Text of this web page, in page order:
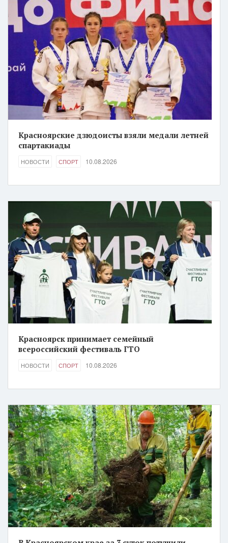
Красноярские дзюдоисты взяли медали летней
спартакиады
НОВОСТИ СПОРТ 10.08.2026
Красноярск принимает семейный
всероссийский фестиваль ГТО
НОВОСТИ СПОРТ 10.08.2026